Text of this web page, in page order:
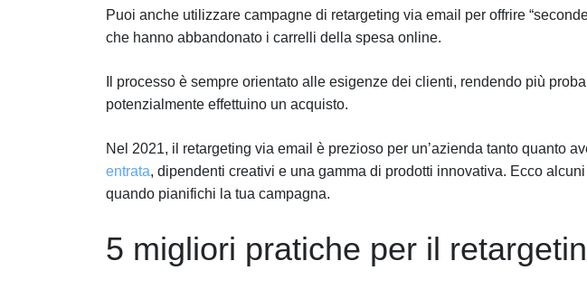
Puoi anche utilizzare campagne di retargeting via email per offrire
che hanno abbandonato i carrelli della spesa online.
Il processo è sempre orientato alle esigenze dei clienti, rendendo più
potenzialmente effettuino un acquisto.
Nel 2021, il retargeting via email è prezioso per un’azienda tanto quanto
entrata, dipendenti creativi e una gamma di prodotti innovativa. Ecco
quando pianifichi la tua campagna.
5 migliori pratiche per il